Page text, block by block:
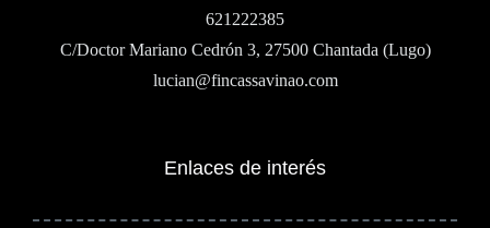
621222385
C/Doctor Mariano Cedrón 3, 27500 Chantada (Lugo)
lucian@fincassavinao.com
Enlaces de interés